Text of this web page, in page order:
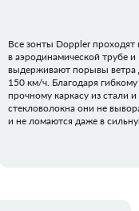
Все зонты Doppler проходят
в аэродинамической трубе и
выдерживают порывы ветра
150 км/ч. Благодаря
прочному каркасу из стали и
стекловолокна они не
и не ломаются даже в